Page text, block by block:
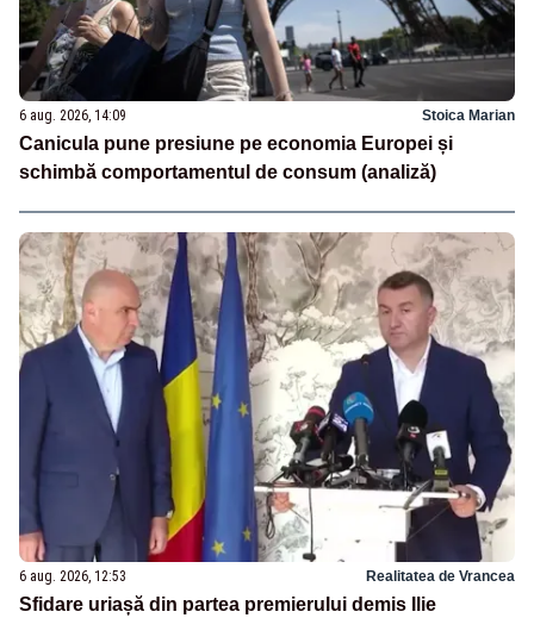
6 aug. 2026, 14:09 Stoica Marian
Canicula pune presiune pe economia Europei și
schimbă comportamentul de consum (analiză)
6 aug. 2026, 12:53 Realitatea de Vrancea
Sfidare uriașă din partea premierului demis Ilie